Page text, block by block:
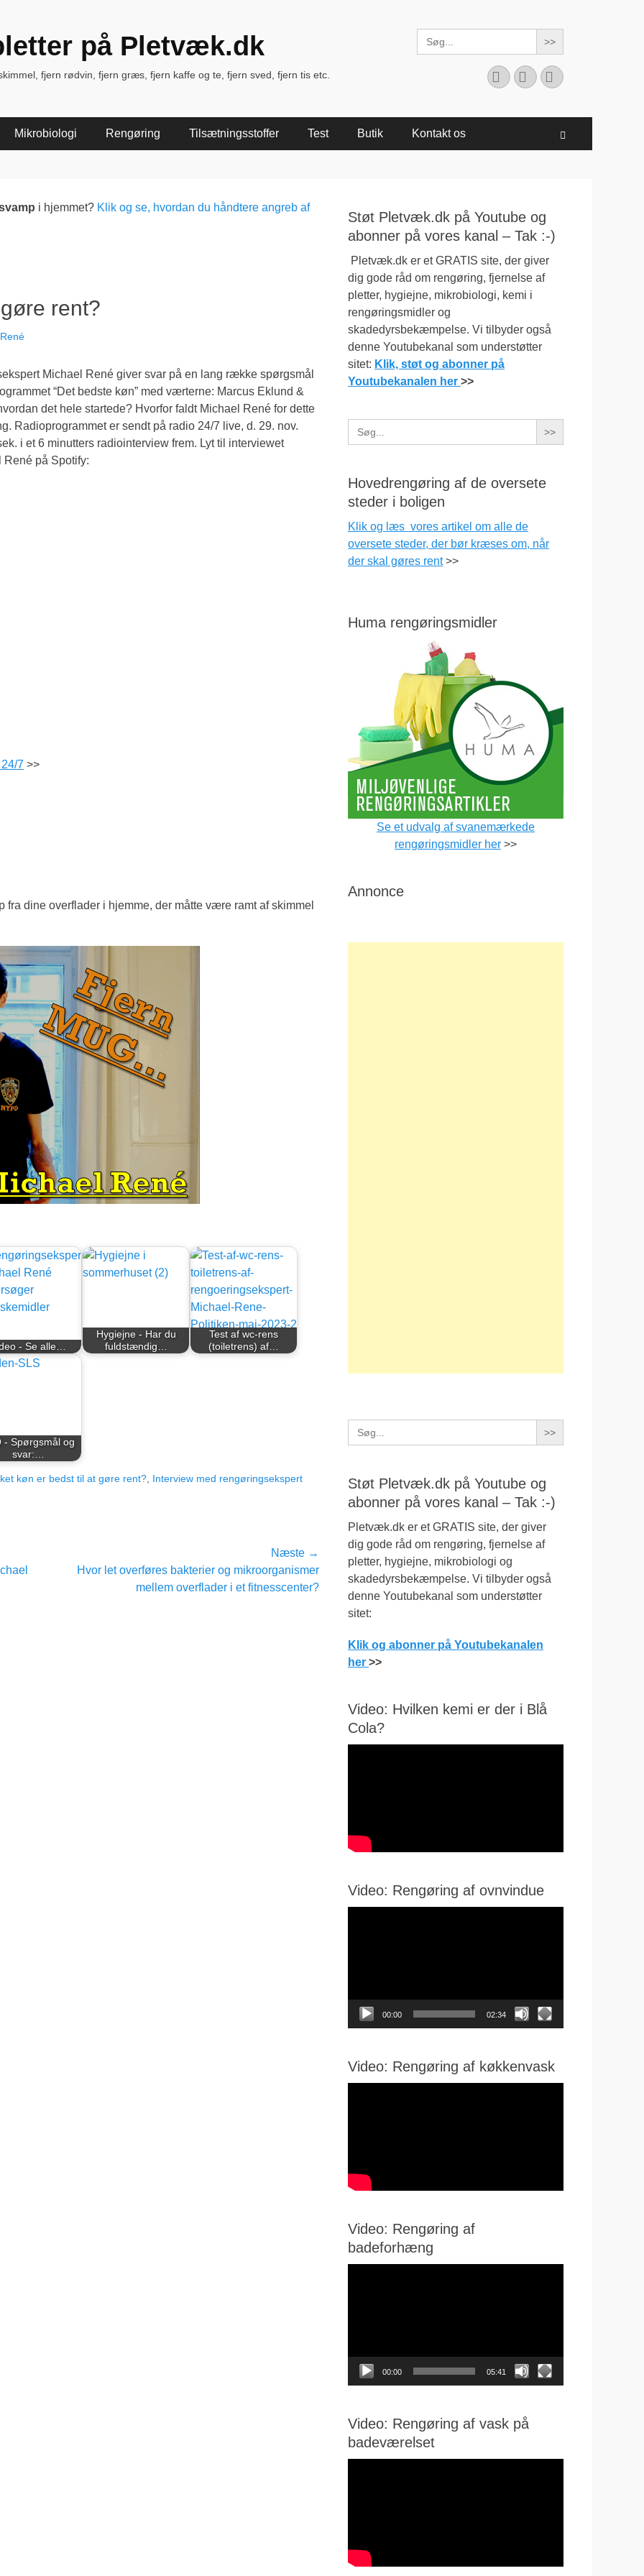
på Pletvæk.dk
fjern rødvin, fjern græs, fjern kaffe og te, fjern sved, fjern tis etc.
Search
for:
Facebook
YouTubeInstagram
Mikrobiologi Rengøring Tilsætningsstoffer Test Butik Kontakt os
i hjemmet? Klik og se, hvordan du håndtere angreb af
rent?
Michael René giver svar på en lang række spørgsmål
“Det bedste køn” med værterne: Marcus Eklund &
det hele startede? Hvorfor faldt Michael René for dette
Radioprogrammet er sendt på radio 24/7 live, d. 29. nov.
i et 6 minutters radiointerview frem. Lyt til interviewet
René på Spotify:
7 >>
dine overflader i hjemme, der måtte være ramt af skimmel
- Se alle…
Hygiejne - Har du
fuldstændig…
Test af wc-rens
(toiletrens) af…
- Spørgsmål og
svar:…
køn er bedst til at gøre rent? Interview med rengøringsekspert
Næste →
Hvor let overføres bakterier og mikroorganismer
mellem overflader i et fitnesscenter?
Støt Pletvæk.dk på Youtube og
abonner på vores kanal – Tak :-)
Pletvæk.dk er et GRATIS site, der giver
dig gode råd om rengøring, fjernelse af
pletter, hygiejne, mikrobiologi, kemi i
rengøringsmidler og
skadedyrsbekæmpelse. Vi tilbyder også
denne Youtubekanal som understøtter
sitet: Klik, støt og abonner på
Youtubekanalen her >>
Search
for:
Hovedrengøring af de oversete
steder i boligen
Klik og læs vores artikel om alle de
oversete steder, der bør kræses om, når
der skal gøres rent>>
Huma rengøringsmidler
Se et udvalg af svanemærkede
rengøringsmidler her >>
Annonce
Search
for:
Støt Pletvæk.dk på Youtube og
abonner på vores kanal – Tak :-)
Pletvæk.dk er et GRATIS site, der giver
dig gode råd om rengøring, fjernelse af
pletter, hygiejne, mikrobiologi og
skadedyrsbekæmpelse. Vi tilbyder også
denne Youtubekanal som understøtter
sitet:
Klik og abonner på Youtubekanalen
her >>
Video: Hvilken kemi er der i Blå
Cola?
Video: Rengøring af ovnvindue
00:00 02:34
Video: Rengøring af køkkenvask
Video: Rengøring af
badeforhæng
00:00 05:41
Video: Rengøring af vask på
badeværelset